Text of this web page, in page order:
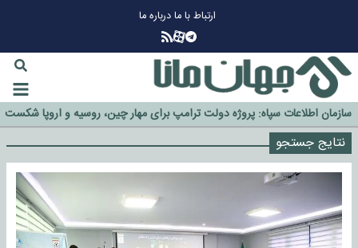
ارتباط با مادرباره ما
گزینه جدایی اوسمار روی میز مدیران پرسپولیس
آیا رئیس جمهور آمریکا قانون را دور می‌زند؟
اخراج رسمی چهره نامدار از پرسپولیس
سازمان اطلاعات سپاه: پروژه دولت ترامپ برای مهار چین، روسیه و اروپا شکست
خورد
نتایج جستجو